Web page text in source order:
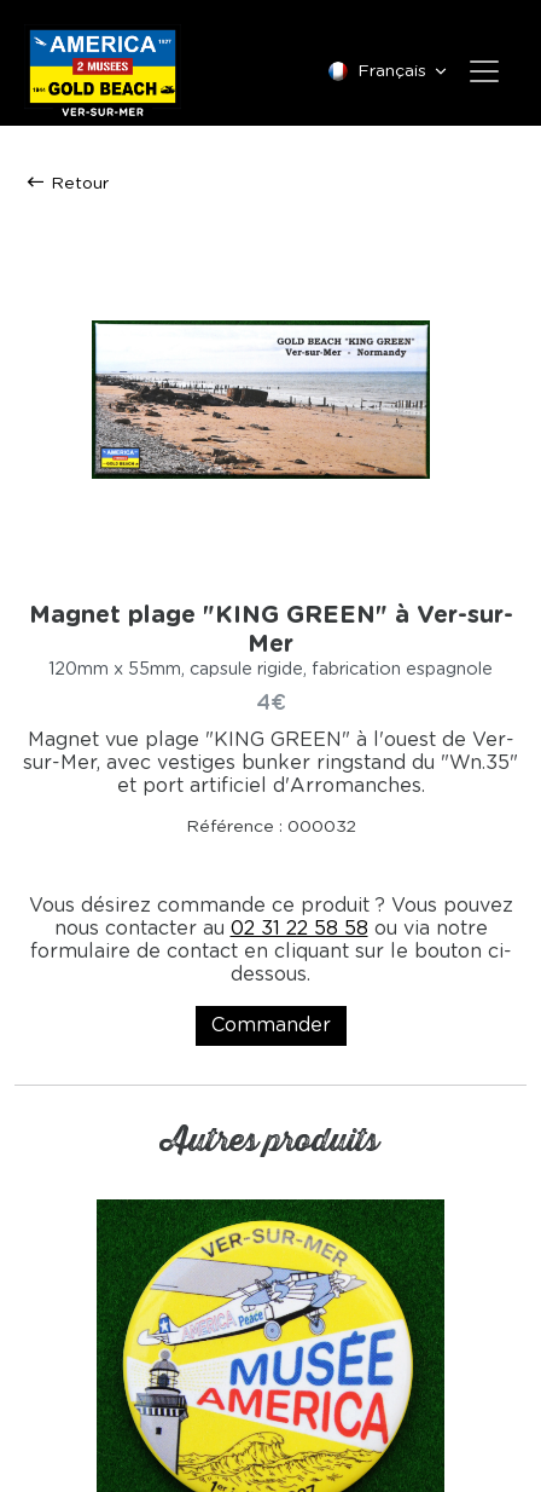
Français
Retour
Magnet plage "KING GREEN" à Ver-sur-
Mer
120mm x 55mm, capsule rigide, fabrication espagnole
4€
Magnet vue plage "KING GREEN" à l'ouest de Ver-
sur-Mer, avec vestiges bunker ringstand du "Wn.35"
et port artificiel d'Arromanches.
Référence : 000032
Vous désirez commande ce produit ? Vous pouvez
nous contacter au 02 31 22 58 58 ou via notre
formulaire de contact en cliquant sur le bouton ci-
dessous.
Commander
Autres produits